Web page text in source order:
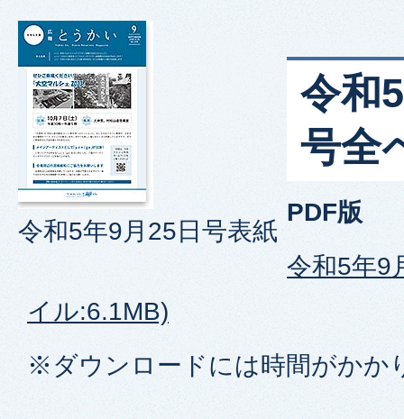
令和5年9月25日号表紙
令和
号全
PDF版
令和5年9
イル:6.1MB)
※ダウンロードには時間がかか